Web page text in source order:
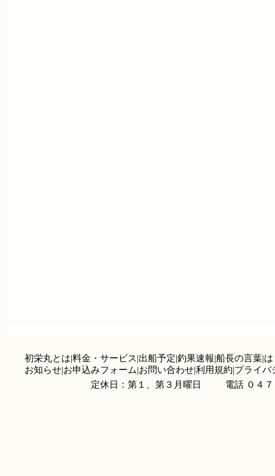
初栄丸とは|料金・サービス|出船予定|釣果速報|船長の言葉|
お知らせ|お申込みフォーム|お問い合わせ|利用規約|プライバ
定休日：第１、第３月曜日
電話 ０４